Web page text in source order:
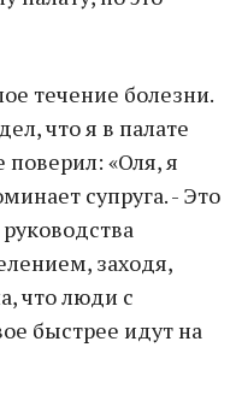
течение болезни.
что я в палате
поверил: «Оля, я
супруга. - Это
заходя,
что люди с
быстрее идут на